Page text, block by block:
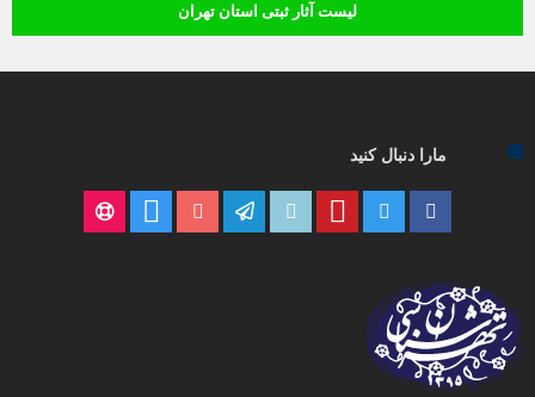
لیست آثار ثبتی استان تهران
مارا دنبال کنید